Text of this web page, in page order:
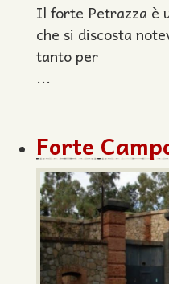
Il forte Petrazza è
che si discosta
tanto per
...
Forte